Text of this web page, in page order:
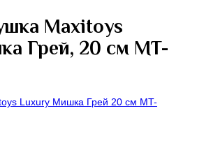
Maxitoys
Грей, 20 см MT-